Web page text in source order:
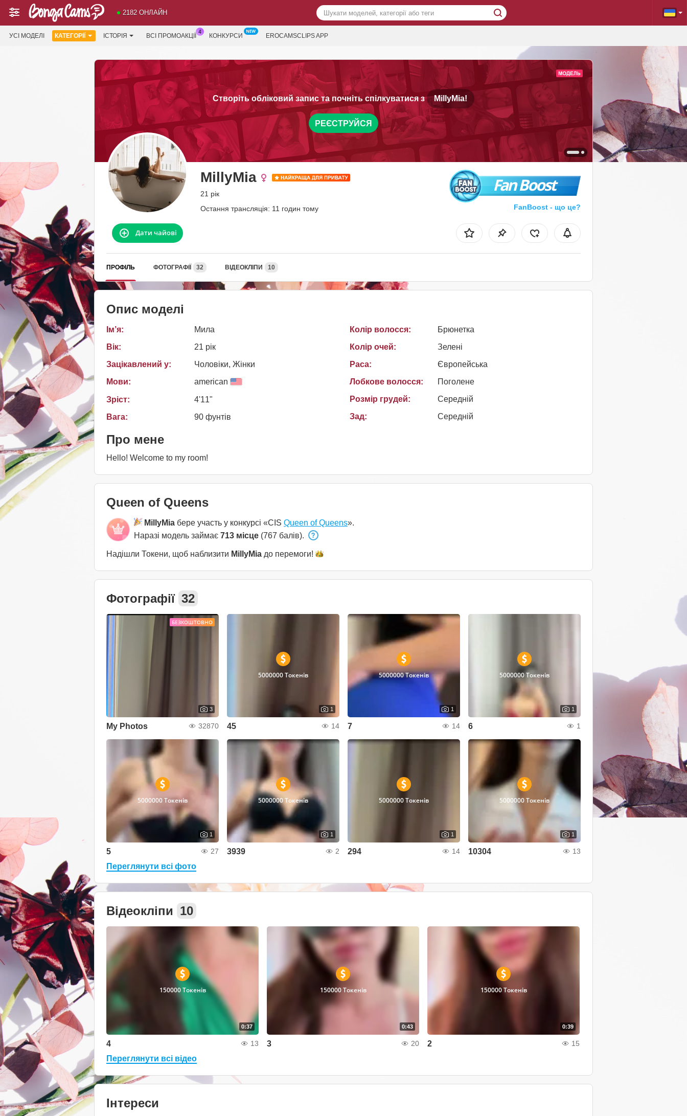
2182 ОНЛАЙН
УСІ МОДЕЛІ КАТЕГОРІЇ ІСТОРІЯ ВСІ ПРОМОАКЦІЇ КОНКУРСИ EROCAMSCLIPS APP
Створіть обліковий запис та почніть спілкуватися з MillyMia!
РЕЄСТРУЙСЯ
MillyMia
21 рік
Остання трансляція: 11 годин тому
Fan Boost
FanBoost - що це?
Дати чайові
ПРОФІЛЬ ФОТОГРАФІЇ 32 ВІДЕОКЛІПИ 10
Опис моделі
Ім’я:
Мила
Вік:
21 рік
Зацікавлений у:
Чоловіки, Жiнки
Мови:
american
Зріст:
4'11"
Вага:
90 фунтів
Колір волосся:
Брюнетка
Колір очей:
Зелені
Раса:
Європейська
Лобкове волосся:
Поголене
Розмір грудей:
Середній
Зад:
Середній
Про мене
Hello! Welcome to my room!
Queen of Queens
MillyMia бере участь у конкурсі «CIS Queen of Queens».
Наразі модель займає 713 місце (767 балів).
Надішли Токени, щоб наблизити MillyMia до перемоги!
Фотографії 32
БЕЗКОШТОВНО
3
My Photos 32870
5000000 Токенів
1
45 14
5000000 Токенів
1
7 14
5000000 Токенів
1
6 1
5000000 Токенів
1
5 27
5000000 Токенів
1
3939 2
5000000 Токенів
1
294 14
5000000 Токенів
1
10304 13
Переглянути всі фото
Відеокліпи 10
0:37
150000 Токенів
4 13
0:43
150000 Токенів
3 20
0:39
150000 Токенів
2 15
Переглянути всі відео
Інтереси